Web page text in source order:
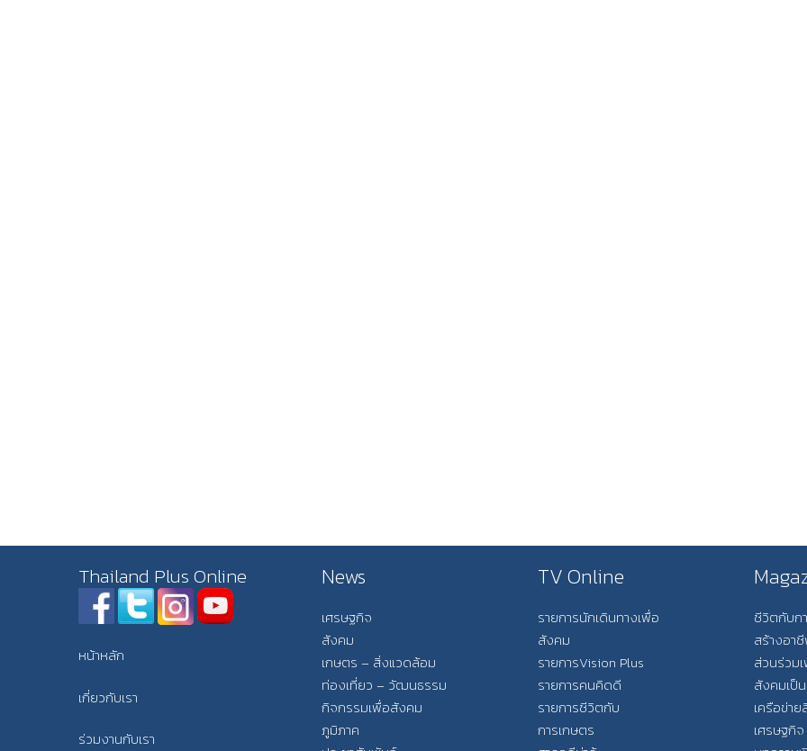
Thailand Plus Online
หน้าหลัก
เกี่ยวกับเรา
ร่วมงานกับเรา
News
เศรษฐกิจ
สังคม
เกษตร – สิ่งแวดล้อม
ท่องเที่ยว – วัฒนธรรม
กิจกรรมเพื่อสังคม
ภูมิภาค
TV Online
รายการนักเดินทางเพื่อ
สังคม
รายการVision Plus
รายการคนคิดดี
รายการชีวิตกับ
การเกษตร
ชีวิตกับก
สร้างอา
ส่วนร่วม
สังคมเป็
เครือข่าย
เศรษฐกิ